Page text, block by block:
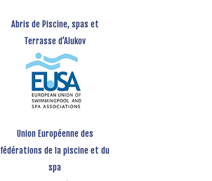
Abris de Piscine, spas et
Terrasse d’Alukov
Union Européenne des
fédérations de la piscine et du
spa